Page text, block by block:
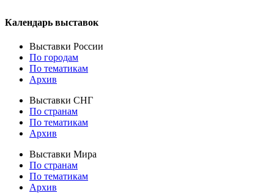
Календарь выставок
Выставки России
По городам
По тематикам
Архив
Выставки СНГ
По странам
По тематикам
Архив
Выставки Мира
По странам
По тематикам
Архив